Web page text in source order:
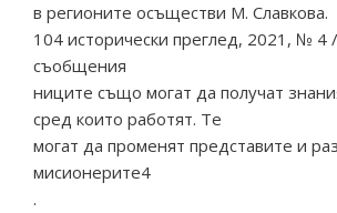
в регионите осъществи М. Славкова.
104 исторически преглед, 2021, № 4
съобщения
ниците също могат да получат
сред които работят. Те
могат да променят представите и
мисионерите4
.